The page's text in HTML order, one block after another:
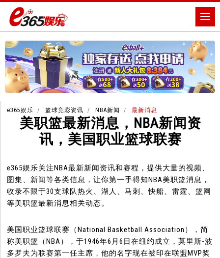
e365娱乐 篮球竞彩资讯 NBA新闻 最新消息
美职篮最新消息，NBA新闻资
讯，美国职业篮球联赛
e365娱乐关注NBA最新新闻资讯和赛程，提供大量的视频、
图集、新闻等各类信息，让你第一手得知NBA美职篮消息，
收录不限于30支球队热火、湖人、马刺、快船、雷霆、篮网
等美职篮最新消息相关动态。
美国职业篮球联赛（National Basketball Association），简
称美职篮（NBA），于1946年6月6日在纽约成立，莫里斯-波
多罗夫为联赛第一任主席，他的名字现在被印在联盟MVP奖